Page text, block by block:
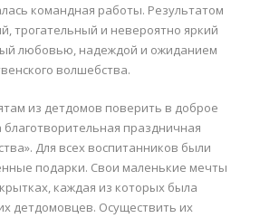
командная работы. Результатом
трогательный и невероятно яркий
любовью, надеждой и ожиданием
волшебства.
из детдомов поверить в доброе
праздничная
Для всех воспитанников были
подарки. Свои маленькие мечты
каждая из которых была
детдомовцев. Осуществить их